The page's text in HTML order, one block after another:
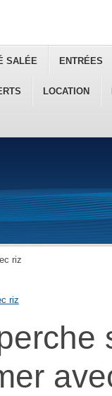
SALÉE ENTRÉES
LOCATION
riz
riz